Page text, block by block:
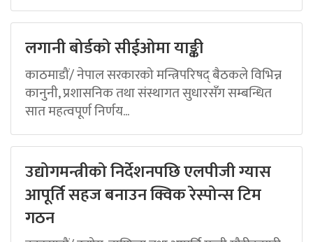
लगानी बोर्डको सीईओमा याङ्की
काठमाडौं/ नेपाल सरकारको मन्त्रिपरिषद् बैठकले विभिन्न
कानुनी, प्रशासनिक तथा संस्थागत सुधारसँग सम्बन्धित
सात महत्वपूर्ण निर्णय...
उद्योगमन्त्रीको निर्देशनपछि एलपीजी ग्यास
आपूर्ति सहज बनाउन क्विक रेस्पोन्स टिम
गठन